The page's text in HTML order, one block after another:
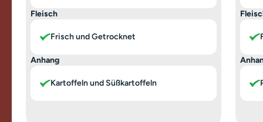
Fleisch
Frisch und Getrocknet
Anhang
Kartoffeln und Süßkartoffeln